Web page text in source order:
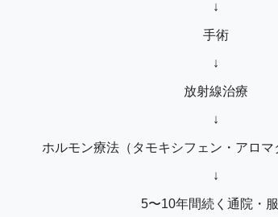
↓
手術
↓
放射線治療
↓
ホルモン療法（タモキシフェン・アロマ
↓
5〜10年間続く通院・